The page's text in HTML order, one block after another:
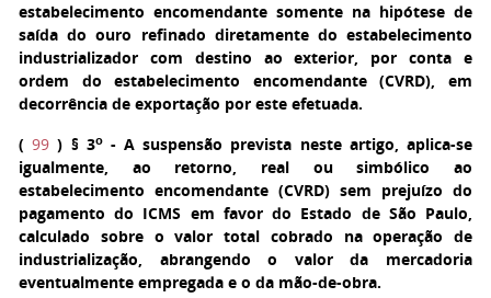
estabelecimento encomendante somente na hipótese de
saída do ouro refinado diretamente do estabelecimento
industrializador com destino ao exterior, por conta e
ordem do estabelecimento encomendante (CVRD), em
decorrência de exportação por este efetuada.
( 99 ) § 3o- A suspensão prevista neste artigo, aplica-se
igualmente, ao retorno, real ou simbólico ao
estabelecimento encomendante (CVRD) sem prejuízo do
pagamento do ICMS em favor do Estado de São Paulo,
calculado sobre o valor total cobrado na operação de
industrialização, abrangendo o valor da mercadoria
eventualmente empregada e o da mão-de-obra.